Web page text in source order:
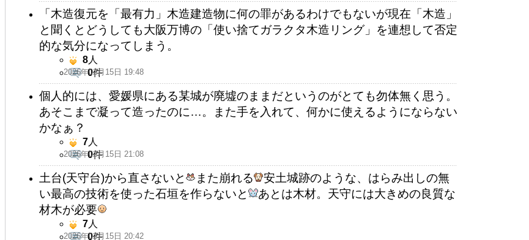
「木造復元を「最有力」木造建造物に何の罪があるわけでもないが現在「木造」
と聞くとどうしても大阪万博の「使い捨てガラクタ木造リング」を連想して否定
的な気分になってしまう。
2026年02月15日 19:48
8人
0件
個人的には、愛媛県にある某城が廃墟のままだというのがとても勿体無く思う。
あそこまで凝って造ったのに…。また手を入れて、何かに使えるようにならない
かなぁ？
2026年02月15日 21:08
7人
0件
土台(天守台)から直さないと また崩れる
安土城跡のような、はらみ出しの無
い最高の技術を使った石垣を作らないと
あとは木材。天守には大きめの良質な
材木が必要
2026年02月15日 20:42
7人
0件